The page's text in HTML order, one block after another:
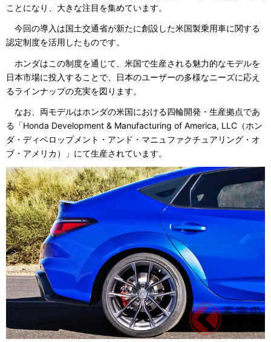
ことになり、大きな注目を集めています。
今回の導入は国土交通省が新たに創設した米国製乗用車に関する
認定制度を活用したものです。
ホンダはこの制度を通じて、米国で生産される魅力的なモデルを
日本市場に投入することで、日本のユーザーの多様なニーズに応え
るラインナップの充実を図ります。
なお、両モデルはホンダの米国における四輪開発・生産拠点であ
る「Honda Development & Manufacturing of America, LLC（ホン
ダ・ディベロップメント・アンド・マニュファクチュアリング・オ
ブ・アメリカ）」にて生産されています。